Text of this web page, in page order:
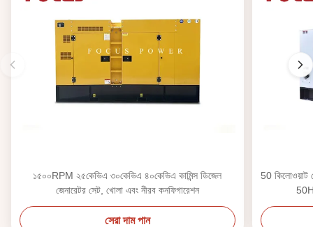
১৫০০RPM ২৫কেভিএ ৩০কেভিএ ৪০কেভিএ কামিন্স ডিজেল
জেনারেটর সেট, খোলা এবং নীরব কনফিগারেশন
সেরা দাম পান
50 কিলোওয়াট